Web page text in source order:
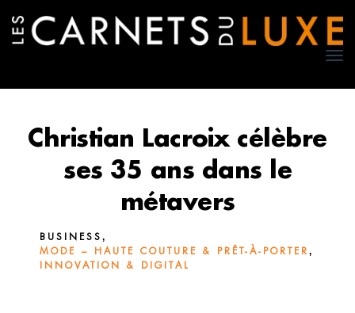
Christian Lacroix célèbre
ses 35 ans dans le
métavers
BUSINESS ,
MODE – HAUTE COUTURE & PRÊT-À-PORTER ,
INNOVATION & DIGITAL